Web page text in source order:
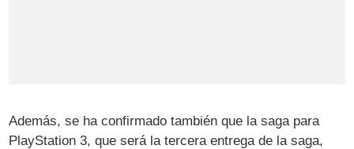
Además, se ha confirmado también que la saga para
PlayStation 3, que será la tercera entrega de la saga,